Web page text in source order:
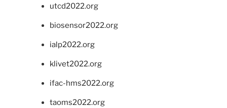
utcd2022.org
biosensor2022.org
ialp2022.org
klivet2022.org
ifac-hms2022.org
taoms2022.org